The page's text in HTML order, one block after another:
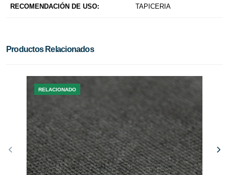
RECOMENDACIÓN DE USO: TAPICERIA
Productos Relacionados
RELACIONADO